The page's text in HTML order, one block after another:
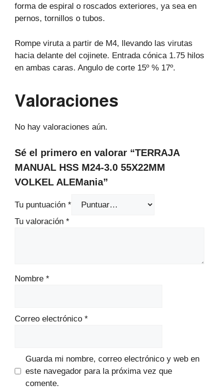
forma de espiral o roscados exteriores, ya sea en
pernos, tornillos o tubos.
Rompe viruta a partir de M4, llevando las virutas
hacia delante del cojinete. Entrada cónica 1.75 hilos
en ambas caras. Angulo de corte 15º % 17º.
Valoraciones
No hay valoraciones aún.
Sé el primero en valorar “TERRAJA
MANUAL HSS M24-3.0 55X22MM
VOLKEL ALEMania”
Tu puntuación *
Tu valoración *
Nombre *
Correo electrónico *
Guarda mi nombre, correo electrónico y web en
este navegador para la próxima vez que
comente.